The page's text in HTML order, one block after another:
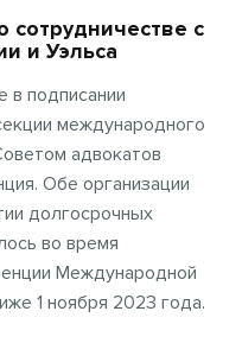
сотрудничестве с
и Уэльса
в подписании
международного
адвокатов
Обе организации
долгосрочных
во время
Международной
1 ноября 2023 года.